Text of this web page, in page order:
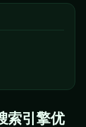
索引擎优